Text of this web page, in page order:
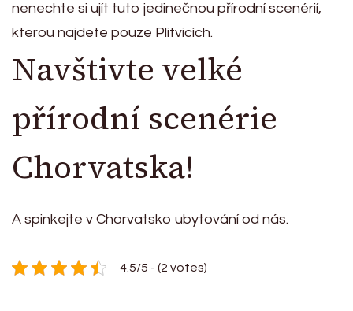
nenechte si ujít tuto jedinečnou přírodní scenérií,
kterou najdete pouze Plitvicích.
Navštivte velké
přírodní scenérie
Chorvatska!
A spinkejte v Chorvatsko ubytováníod nás.
4.5/5 - (2 votes)